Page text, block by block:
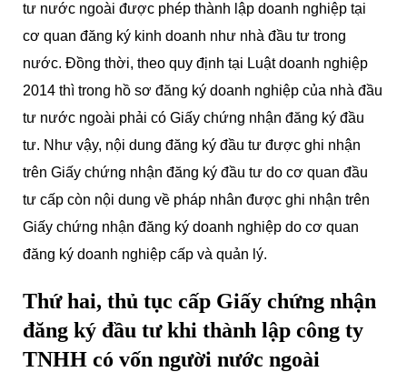
tư nước ngoài được phép thành lập doanh nghiệp tại
cơ quan đăng ký kinh doanh như nhà đầu tư trong
nước. Đồng thời, theo quy định tại Luật doanh nghiệp
2014 thì trong hồ sơ đăng ký doanh nghiệp của nhà đầu
tư nước ngoài phải có Giấy chứng nhận đăng ký đầu
tư. Như vậy, nội dung đăng ký đầu tư được ghi nhận
trên Giấy chứng nhận đăng ký đầu tư do cơ quan đầu
tư cấp còn nội dung về pháp nhân được ghi nhận trên
Giấy chứng nhận đăng ký doanh nghiệp do cơ quan
đăng ký doanh nghiệp cấp và quản lý.
Thứ hai, thủ tục cấp Giấy chứng nhận
đăng ký đầu tư khi thành lập công ty
TNHH có vốn người nước ngoài